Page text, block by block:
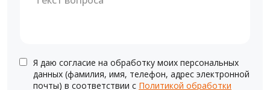
Я даю согласие на обработку моих персональных
данных (фамилия, имя, телефон, адрес электронной
почты) в соответствии с Политикой обработки